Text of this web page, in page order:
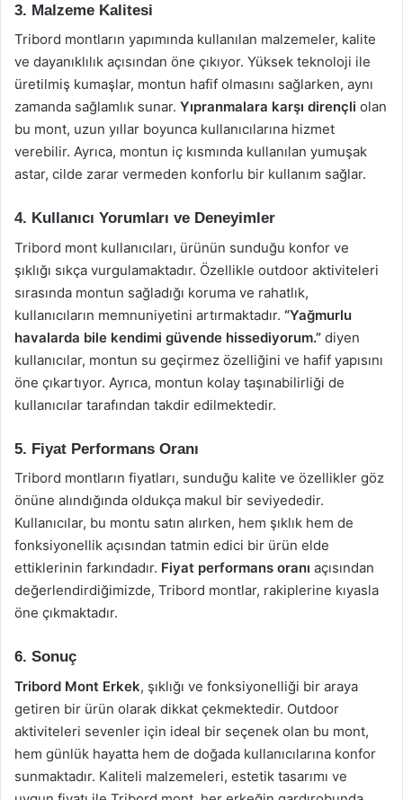
3. Malzeme Kalitesi
Tribord montların yapımında kullanılan malzemeler, kalite
ve dayanıklılık açısından öne çıkıyor. Yüksek teknoloji ile
üretilmiş kumaşlar, montun hafif olmasını sağlarken, aynı
zamanda sağlamlık sunar. Yıpranmalara karşı dirençli olan
bu mont, uzun yıllar boyunca kullanıcılarına hizmet
verebilir. Ayrıca, montun iç kısmında kullanılan yumuşak
astar, cilde zarar vermeden konforlu bir kullanım sağlar.
4. Kullanıcı Yorumları ve Deneyimler
Tribord mont kullanıcıları, ürünün sunduğu konfor ve
şıklığı sıkça vurgulamaktadır. Özellikle outdoor aktiviteleri
sırasında montun sağladığı koruma ve rahatlık,
kullanıcıların memnuniyetini artırmaktadır. “Yağmurlu
havalarda bile kendimi güvende hissediyorum.” diyen
kullanıcılar, montun su geçirmez özelliğini ve hafif yapısını
öne çıkartıyor. Ayrıca, montun kolay taşınabilirliği de
kullanıcılar tarafından takdir edilmektedir.
5. Fiyat Performans Oranı
Tribord montların fiyatları, sunduğu kalite ve özellikler göz
önüne alındığında oldukça makul bir seviyededir.
Kullanıcılar, bu montu satın alırken, hem şıklık hem de
fonksiyonellik açısından tatmin edici bir ürün elde
ettiklerinin farkındadır. Fiyat performans oranı açısından
değerlendirdiğimizde, Tribord montlar, rakiplerine kıyasla
öne çıkmaktadır.
6. Sonuç
Tribord Mont Erkek, şıklığı ve fonksiyonelliği bir araya
getiren bir ürün olarak dikkat çekmektedir. Outdoor
aktiviteleri sevenler için ideal bir seçenek olan bu mont,
hem günlük hayatta hem de doğada kullanıcılarına konfor
sunmaktadır. Kaliteli malzemeleri, estetik tasarımı ve